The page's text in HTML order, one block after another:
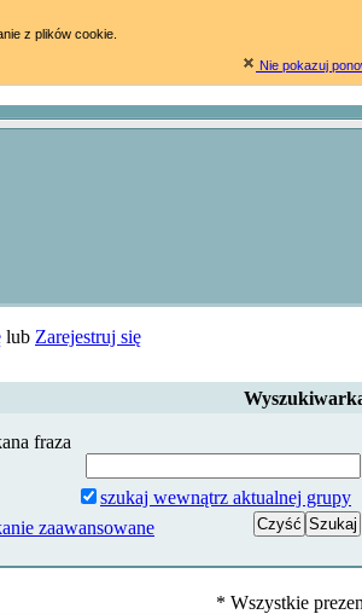
lub Zarejestruj się
fraza
szukaj wewnątrz aktualnej grupy
zaawansowane
* Wszystkie
z plików cookie.
Nie pokazuj